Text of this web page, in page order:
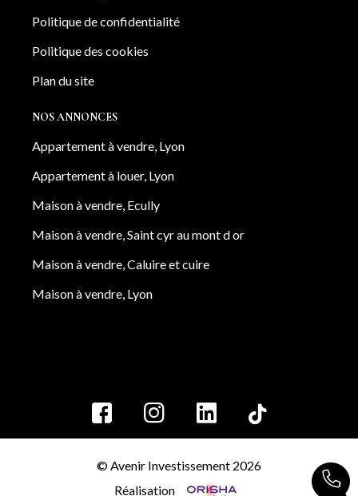
Politique de confidentialité
Politique des cookies
Plan du site
NOS ANNONCES
Appartement à vendre, Lyon
Appartement à louer, Lyon
Maison à vendre, Ecully
Maison à vendre, Saint cyr au mont d or
Maison à vendre, Caluire et cuire
Maison à vendre, Lyon
© Avenir Investissement 2026
Réalisation